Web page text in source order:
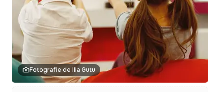
Fotografie de Ilia Gutu